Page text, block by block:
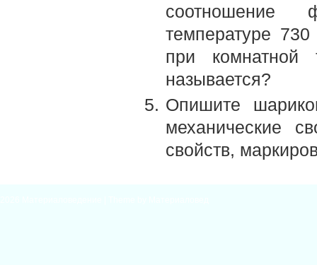
соотношение
температуре 730
при комнатной
называется?
Опишите
механические
свойств,